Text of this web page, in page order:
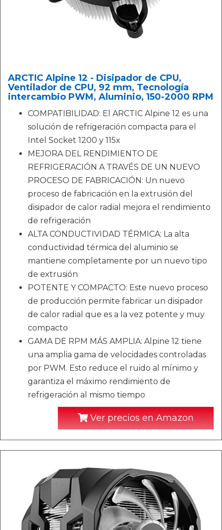
ARCTIC Alpine 12 - Disipador de CPU,
Ventilador de CPU, 92 mm, Tecnología
intercambio PWM, Aluminio, 150-2000 RPM
COMPATIBILIDAD: El ARCTIC Alpine 12 es una
solución de refrigeración compacta para el
Intel Socket 1200 y 115x
MEJORA DEL RENDIMIENTO DE
REFRIGERACIÓN A TRAVÉS DE UN NUEVO
PROCESO DE FABRICACIÓN: Un nuevo
proceso de fabricación en la extrusión del
disipador de calor radial mejora el rendimiento
de refrigeración
ALTA CONDUCTIVIDAD TÉRMICA: La alta
conductividad térmica del aluminio se
mantiene completamente por un nuevo tipo
de extrusión
POTENTE Y COMPACTO: Este nuevo proceso
de producción permite fabricar un disipador
de calor radial que es a la vez potente y muy
compacto
GAMA DE RPM MÁS AMPLIA: Alpine 12 tiene
una amplia gama de velocidades controladas
por PWM. Esto reduce el ruido al mínimo y
garantiza el máximo rendimiento de
refrigeración al mismo tiempo
Ver precios en Amazon